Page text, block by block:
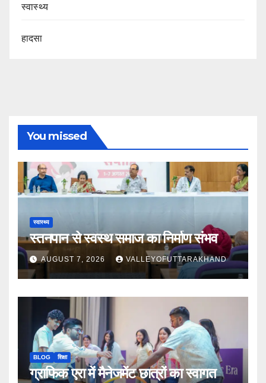
स्वास्थ्य
हादसा
You missed
स्वास्थ्य
स्तनपान से स्वस्थ समाज का निर्माण संभव
AUGUST 7, 2026 VALLEYOFUTTARAKHAND
BLOG शिक्षा
ग्राफिक एरा में मैनेजमेंट छात्रों का स्वागत